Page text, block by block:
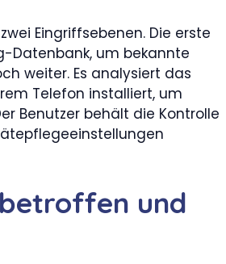
Eingriffsebenen. Die erste
Datenbank, um bekannte
weiter. Es analysiert das
Telefon installiert, um
Benutzer behält die Kontrolle
und